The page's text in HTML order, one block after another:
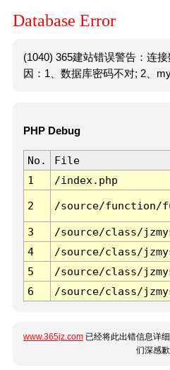
Database Error
(1040) 365建站错误警告：连
因：1、数据库密码不对; 2、
PHP Debug
No. File
1
/index.php
2 /source/function/
3 /source/class/
4
/source/class/
5
/source/class/
6
/source/class/
www.365jz.com 已经将此出错信息详
们深感